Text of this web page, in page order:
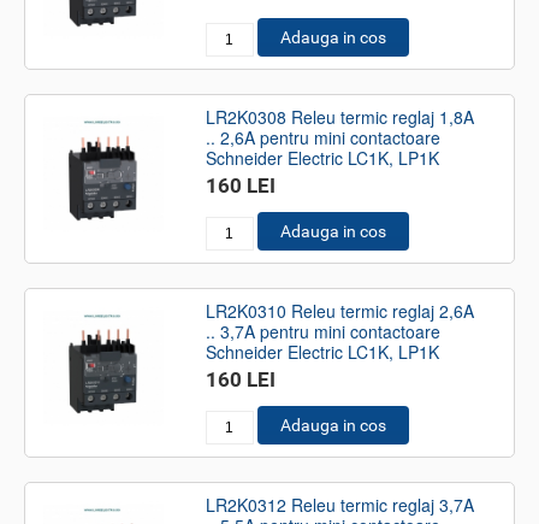
Adauga in cos
LR2K0308 Releu termic reglaj 1,8A
.. 2,6A pentru mini contactoare
Schneider Electric LC1K, LP1K
160 LEI
Adauga in cos
LR2K0310 Releu termic reglaj 2,6A
.. 3,7A pentru mini contactoare
Schneider Electric LC1K, LP1K
160 LEI
Adauga in cos
LR2K0312 Releu termic reglaj 3,7A